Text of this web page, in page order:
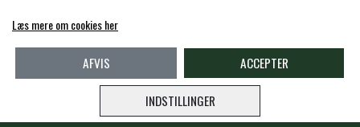
Læs mere om cookies her
INDSTILLINGER
AFVIS ACCEPTER